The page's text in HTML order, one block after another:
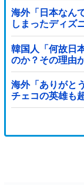
海外「日本なん
しまったディズ
態に
韓国人「何故日
のか？その理由
が凄い」
海外「ありがと
チェコの英雄も